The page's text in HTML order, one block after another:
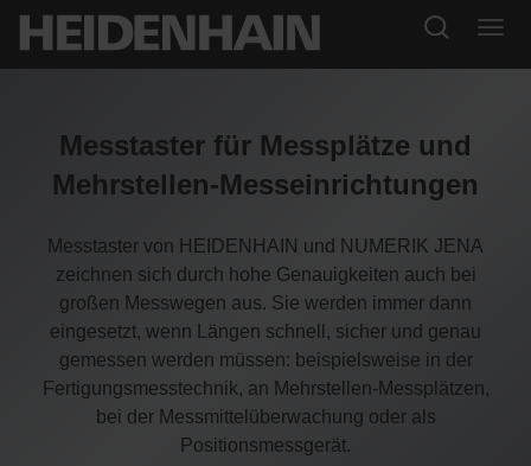
Messtaster für Messplätze und
Mehrstellen-Messeinrichtungen
Messtaster von HEIDENHAIN und NUMERIK JENA
zeichnen sich durch hohe Genauigkeiten auch bei
großen Messwegen aus. Sie werden immer dann
eingesetzt, wenn Längen schnell, sicher und genau
gemessen werden müssen: beispielsweise in der
Fertigungsmesstechnik, an Mehrstellen-Messplätzen,
bei der Messmittelüberwachung oder als
Positionsmessgerät.